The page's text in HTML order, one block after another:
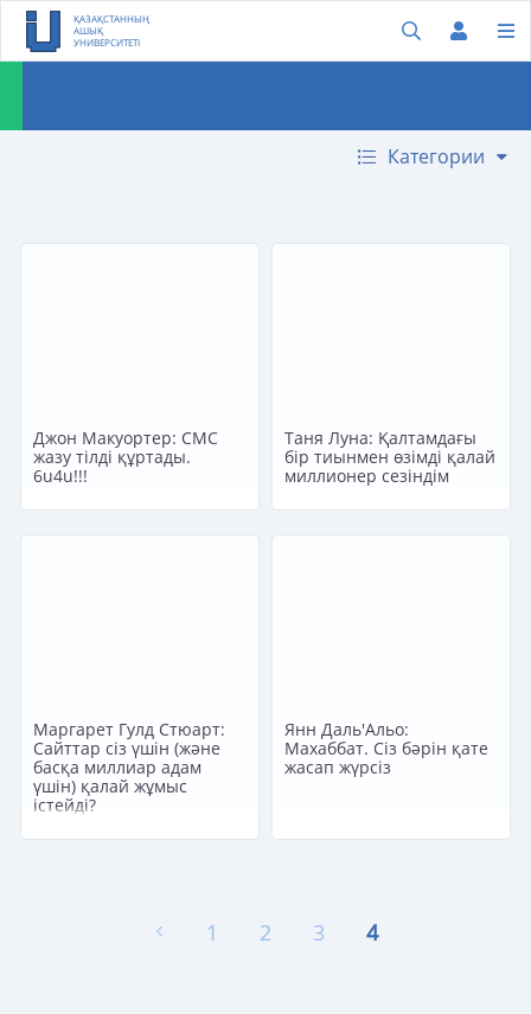
ҚАЗАҚСТАННЫҢ
АШЫҚ
УНИВЕРСИТЕТІ
Категории
Джон Макуортер: СМС
жазу тілді құртады.
6u4u!!!
Таня Луна: Қалтамдағы
бір тиынмен өзімді қалай
миллионер сезіндім
Маргарет Гулд Стюарт:
Сайттар сіз үшін (және
басқа миллиар адам
үшін) қалай жұмыс
істейді?
Янн Даль'Альо:
Махаббат. Сіз бәрін қате
жасап жүрсіз
1 2 3 4